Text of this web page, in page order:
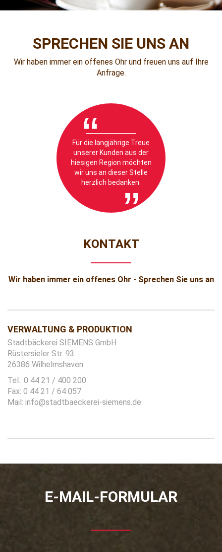
SPRECHEN SIE UNS AN
Wir haben immer ein offenes Ohr und freuen uns auf Ihre
Anfrage.
“
Für die langjährige Treue
unserer Kunden aus der
hiesigen Region möchten
wir uns an dieser Stelle
herzlich bedanken.
”
KONTAKT
Wir haben immer ein offenes Ohr - Sprechen Sie uns an
VERWALTUNG & PRODUKTION
Stadtbäckerei SIEMENS GmbH
Rüstersieler Str. 93
26386 Wilhelmshaven
Tel.: 0 44 21 / 400 200
Fax: 0 44 21 / 64 057
Mail: info@stadtbaeckerei-siemens.de
E-MAIL-FORMULAR